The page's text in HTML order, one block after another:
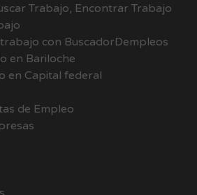
Trabajo, Encontrar Trabajo
con BuscadorDempleos
en Bariloche
en Capital federal
de Empleo